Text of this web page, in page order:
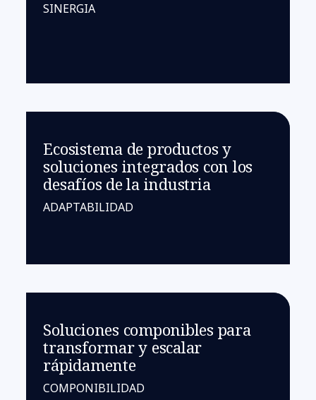
SINERGIA
Ecosistema de productos y
soluciones integrados con los
desafíos de la industria
ADAPTABILIDAD
Soluciones componibles para
transformar y escalar
rápidamente
COMPONIBILIDAD